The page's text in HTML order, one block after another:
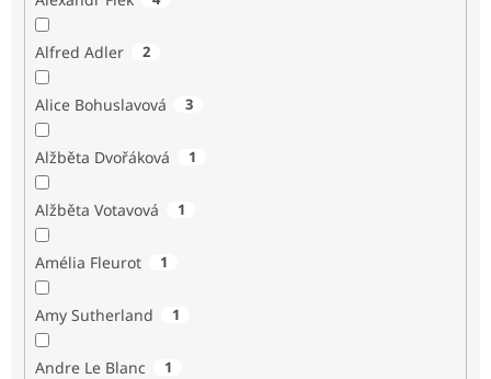
Alfred Adler 2
Alice Bohuslavová 3
Alžběta Dvořáková 1
Alžběta Votavová 1
Amélia Fleurot 1
Amy Sutherland 1
Andre Le Blanc 1